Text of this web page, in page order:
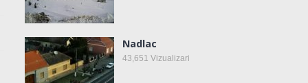
Nadlac
43,651 Vizualizari